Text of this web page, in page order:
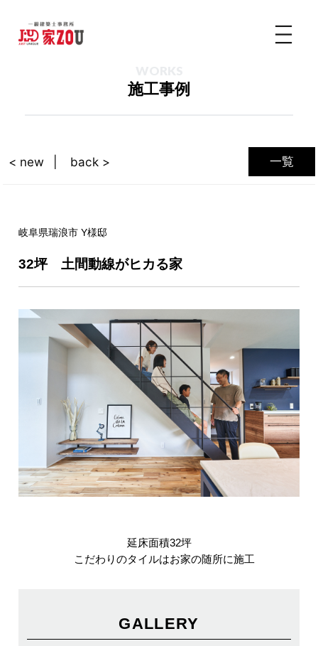
施工事例
一覧
< new back >
岐阜県瑞浪市 Y様邸
32坪 土間動線がヒカる家
延床面積32坪
こだわりのタイルはお家の随所に施工
GALLERY